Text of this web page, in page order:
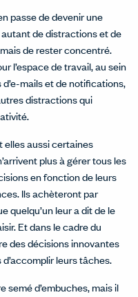
passe de devenir une
de distractions et de
de rester concentré.
l’espace de travail, au sein
mails et de notifications,
distractions qui
aussi certaines
plus à gérer tous les
en fonction de leurs
Ils achèteront par
quelqu’un leur a dit de le
Et dans le cadre du
des décisions innovantes
leurs tâches.
semé d’embuches, mais il